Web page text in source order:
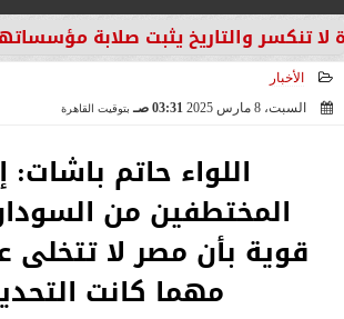
والتاريخ يثبت صلابة مؤسساتها
الأخبار
السبت، 8 مارس 2025
03:31 صـ بتوقيت القاهرة
اللواء حاتم باشات:
المختطفين من
قوية بأن مصر لا تتخلى
مهما كانت